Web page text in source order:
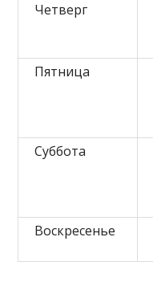
Четверг
Пятница
Суббота
Воскресенье